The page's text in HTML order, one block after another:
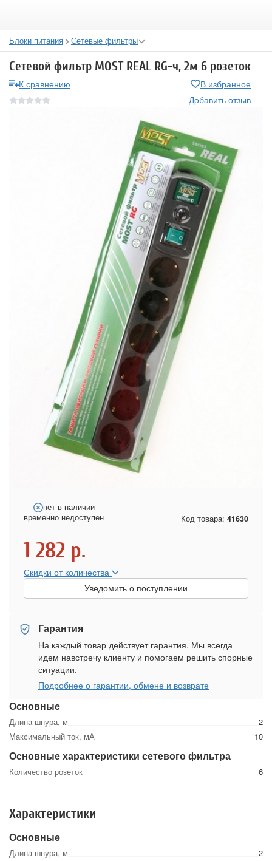
Блоки питания Сетевые фильтры
Сетевой фильтр MOST REAL RG-ч, 2м 6 розеток
К сравнению
В избранное
Добавить отзыв
Основные
Длина шнура, м
2
Максимальный ток, мА
10
Основные характеристики сетевого фильтра
Количество розеток 6
нет в наличии
временно недоступен
Код товара: 41630
1 282 р.
Скидки от количества
Уведомить о поступлении
Гарантия
На каждый товар действует гарантия. Мы всегда
идем навстречу клиенту и помогаем решить спорные
ситуации.
Подробнее о гарантии, обмене и возврате
Характеристики
Основные
Длина шнура, м
2